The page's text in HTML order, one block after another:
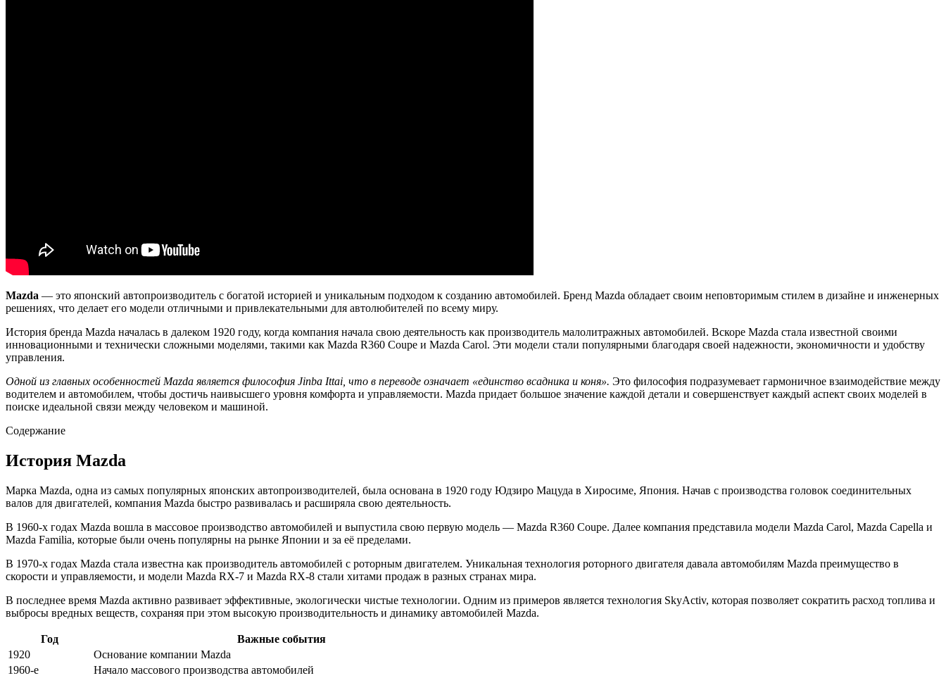
Mazda — это японский автопроизводитель с богатой историей и уникальным подходом к созданию автомобилей. Бренд Mazda обладает своим неповторимым стилем в дизайне и инженерных
решениях, что делает его модели отличными и привлекательными для автолюбителей по всему миру.
История бренда Mazda началась в далеком 1920 году, когда компания начала свою деятельность как производитель малолитражных автомобилей. Вскоре Mazda стала известной своими
инновационными и технически сложными моделями, такими как Mazda R360 Coupe и Mazda Carol. Эти модели стали популярными благодаря своей надежности, экономичности и удобству
управления.
Одной из главных особенностей Mazda является философия Jinba Ittai, что в переводе означает «единство всадника и коня». Это философия подразумевает гармоничное взаимодействие между
водителем и автомобилем, чтобы достичь наивысшего уровня комфорта и управляемости. Mazda придает большое значение каждой детали и совершенствует каждый аспект своих моделей в
поиске идеальной связи между человеком и машиной.
Содержание
История Mazda
Марка Mazda, одна из самых популярных японских автопроизводителей, была основана в 1920 году Юдзиро Мацуда в Хиросиме, Япония. Начав с производства головок соединительных
валов для двигателей, компания Mazda быстро развивалась и расширяла свою деятельность.
В 1960-х годах Mazda вошла в массовое производство автомобилей и выпустила свою первую модель — Mazda R360 Coupe. Далее компания представила модели Mazda Carol, Mazda Capella и
Mazda Familia, которые были очень популярны на рынке Японии и за её пределами.
В 1970-х годах Mazda стала известна как производитель автомобилей с роторным двигателем. Уникальная технология роторного двигателя давала автомобилям Mazda преимущество в
скорости и управляемости, и модели Mazda RX-7 и Mazda RX-8 стали хитами продаж в разных странах мира.
В последнее время Mazda активно развивает эффективные, экологически чистые технологии. Одним из примеров является технология SkyActiv, которая позволяет сократить расход топлива и
выбросы вредных веществ, сохраняя при этом высокую производительность и динамику автомобилей Mazda.
Год
Важные события
1920
Основание компании Mazda
1960-е
Начало массового производства автомобилей